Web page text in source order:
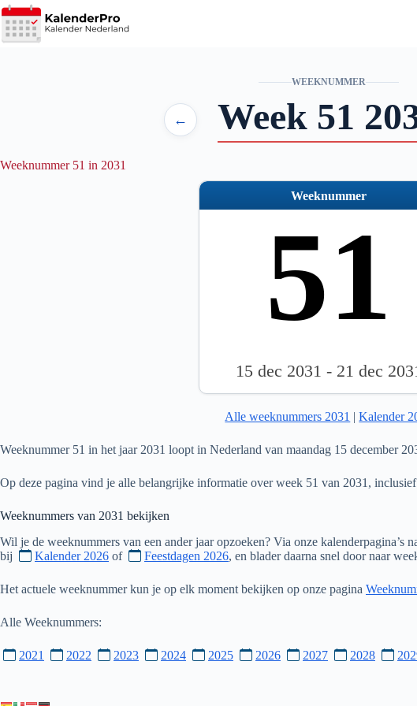
Ga
naar
de
WEEKNUMMER
← Week 51
Weeknummer 51 in 2031
Weeknummer
51
15 dec 2031 - 21 dec
Alle weeknummers 2031 |Kalender
Weeknummer 51 in het jaar 2031 loopt in Nederland van maandag 15 december
Op deze pagina vind je alle belangrijke informatie over week 51 van 2031,
Weeknummers van 2031 bekijken
Wil je de weeknummers van een ander jaar opzoeken? Via onze kalenderpagina’s
bij
Kalender 2026 of Feestdagen 2026, en blader daarna snel door naar
Het actuele weeknummer kun je op elk moment bekijken op onze pagina
Alle Weeknummers:
2021 2022 2023 2024 2025 2026 2027 2028